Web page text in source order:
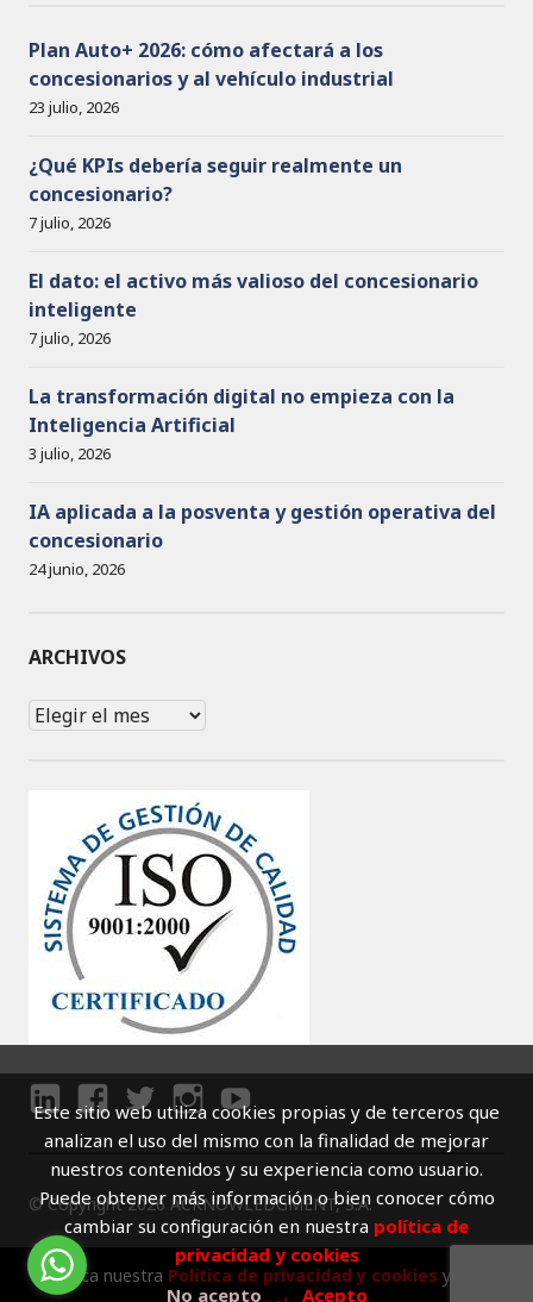
Este sitio web utiliza cookies propias y de terceros que
analizan el uso del mismo con la finalidad de mejorar
nuestros contenidos y su experiencia como usuario.
Puede obtener más información o bien conocer cómo
cambiar su configuración en nuestra política de
privacidad y cookies
No acepto
Acepto
Plan Auto+ 2026: cómo afectará a los
concesionarios y al vehículo industrial
23 julio, 2026
¿Qué KPIs debería seguir realmente un
concesionario?
7 julio, 2026
El dato: el activo más valioso del concesionario
inteligente
7 julio, 2026
La transformación digital no empieza con la
Inteligencia Artificial
3 julio, 2026
IA aplicada a la posventa y gestión operativa del
concesionario
24 junio, 2026
ARCHIVOS
Archivos
LI
N
K
E
D
I
F
A
C
E
B
O
T
W
I
T
E
I
N
S
T
A
G
Y
O
U
T
U
B
© Copyright 2026 ACKNOWLEDGMENT, S.A.
Conozca nuestra Política de privacidad y cookies y